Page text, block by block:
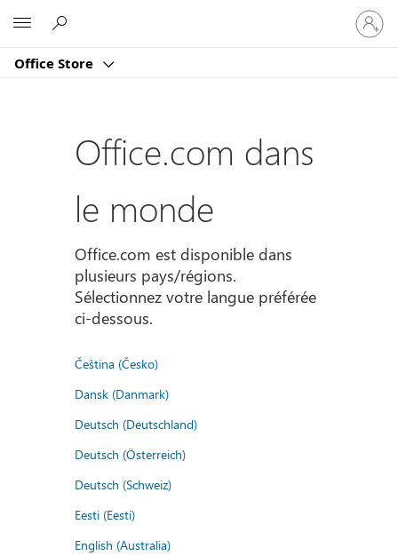
Office Store
vous
à
compte
Office.com dans
le monde
Office.com est disponible dans
plusieurs pays/régions.
Sélectionnez votre langue préférée
ci-dessous.
Čeština (Česko)
Dansk (Danmark)
Deutsch (Deutschland)
Deutsch (Österreich)
Deutsch (Schweiz)
Eesti (Eesti)
English (Australia)